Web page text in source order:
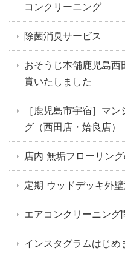
コンクリーニング
除菌消臭サービス
おそうじ本舗鹿児島
賞いたしました
［鹿児島市宇宿］マ
グ（西田店・姶良店）
店内 無垢フローリン
定期 ウッドデッキ外
エアコンクリーニング
インスタグラムはじめ